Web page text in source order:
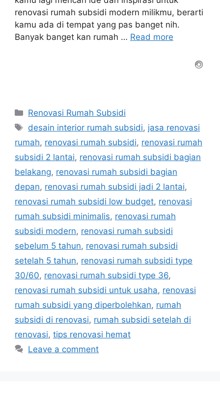
renovasi rumah subsidi modern milikmu, berarti
kamu ada di tempat yang pas banget nih.
Banyak banget kan rumah … Read more
Categories
Renovasi Rumah Subsidi
Tags
desain interior rumah subsidi, jasa renovasi
rumah, renovasi rumah subsidi, renovasi rumah
subsidi 2 lantai, renovasi rumah subsidi bagian
belakang, renovasi rumah subsidi bagian
depan, renovasi rumah subsidi jadi 2 lantai,
renovasi rumah subsidi low budget, renovasi
rumah subsidi minimalis, renovasi rumah
subsidi modern, renovasi rumah subsidi
sebelum 5 tahun, renovasi rumah subsidi
setelah 5 tahun, renovasi rumah subsidi type
30/60, renovasi rumah subsidi type 36,
renovasi rumah subsidi untuk usaha, renovasi
rumah subsidi yang diperbolehkan, rumah
subsidi di renovasi, rumah subsidi setelah di
renovasi, tips renovasi hemat
Leave a comment